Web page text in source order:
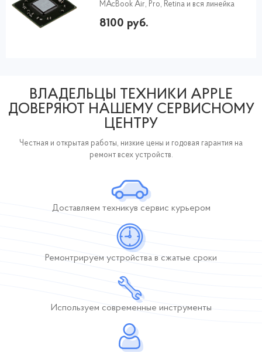
MAcBook Air, Pro, Retina и вся линейка
8100 руб.
ВЛАДЕЛЬЦЫ ТЕХНИКИ APPLE
ДОВЕРЯЮТ НАШЕМУ СЕРВИСНОМУ
ЦЕНТРУ
Честная и открытая работы, низкие цены и годовая гарантия на
ремонт всех устройств.
Доставляем техникув сервис курьером
Ремонтрируем устройства в сжатые сроки
Используем современные инструменты